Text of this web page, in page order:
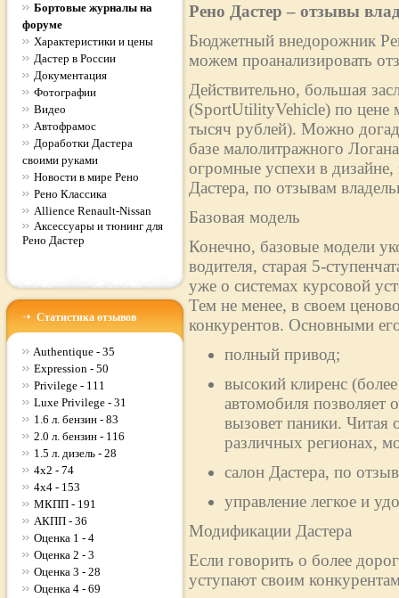
Бортовые журналы на
форуме
Характеристики и цены
Дастер в России
Документация
Фотографии
Видео
Автофрамос
Доработки Дастера
своими руками
Новости в мире Рено
Рено Классика
Allience Renault-Nissan
Аксессуары и тюнинг для
Рено Дастер
Статистика отзывов
Authentique - 35
Expression - 50
Privilege - 111
Luxe Privilege - 31
1.6 л. бензин - 83
2.0 л. бензин - 116
1.5 л. дизель - 28
4x2 - 74
4x4 - 153
МКПП - 191
АКПП - 36
Оценка 1 - 4
Оценка 2 - 3
Оценка 3 - 28
Оценка 4 - 69
Рено Дастер – отзывы
Бюджетный внедорожник
можем проанализировать
Действительно, большая
(SportUtilityVehicle) по цене
тысяч рублей). Можно
базе малолитражного
огромные успехи в
Дастера, по отзывам
Базовая модель
Конечно, базовые модели
водителя, старая 5-
уже о системах курсовой
Тем не менее, в своем
конкурентов. Основными
полный привод;
высокий клиренс
автомобиля позволяет
вызовет паники. Читая
различных регионах,
салон Дастера, по
управление легкое и
Модификации Дастера
Если говорить о более
уступают своим